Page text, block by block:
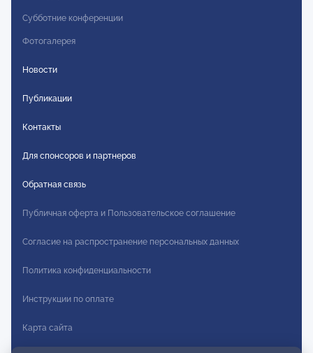
Субботние конференции
Фотогалерея
Новости
Публикации
Контакты
Для спонсоров и партнеров
Обратная связь
Публичная оферта и Пользовательское соглашение
Согласие на распространение персональных данных
Политика конфиденциальности
Инструкции по оплате
Карта сайта